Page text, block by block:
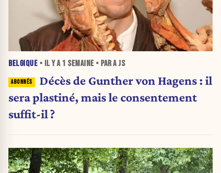
BELGIQUE • IL Y A 1 SEMAINE • PAR A JS
Décès de Gunther von Hagens : il
sera plastiné, mais le consentement
suffit-il ?